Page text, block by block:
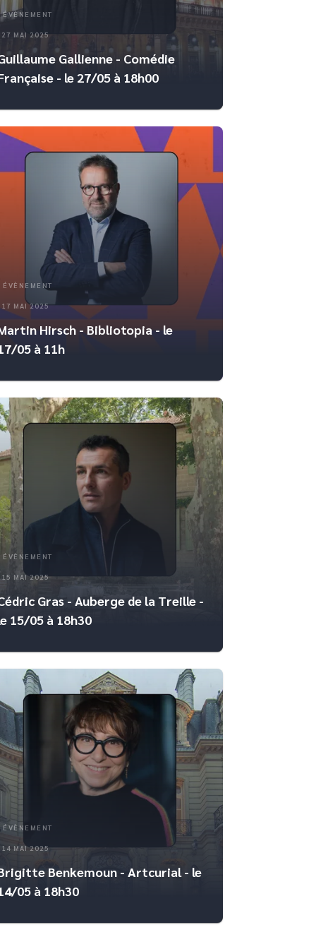
ÉVÈNEMENT
27 MAI 2025
Gallienne - Comédie
- le 27/05 à 18h00
ÉVÈNEMENT
17 MAI 2025
Hirsch - Bibliotopia - le
05 à 11h
ÉVÈNEMENT
15 MAI 2025
Gras - Auberge de la Treille -
15/05 à 18h30
ÉVÈNEMENT
14 MAI 2025
Benkemoun - Artcurial - le
05 à 18h30